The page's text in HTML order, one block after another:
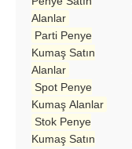
Alanlar
Parti Penye
Kumaş Satın
Alanlar
Spot Penye
Kumaş Alanlar
Stok Penye
Kumaş Satın